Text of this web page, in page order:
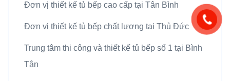
Đơn vị thiết kế tủ bếp cao cấp tại Tân Bình
Đơn vị thiết kế tủ bếp chất lượng tại Thủ Đức
Trung tâm thi công và thiết kế tủ bếp số 1 tại Bình
Tân